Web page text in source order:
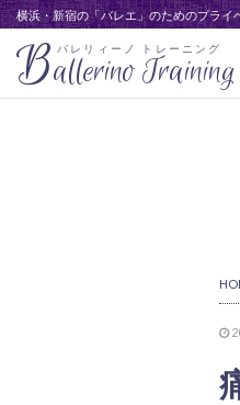
横浜・新宿の「バレエ」のためのプライ
バレリィーノ トレーニング
Ballerino Training